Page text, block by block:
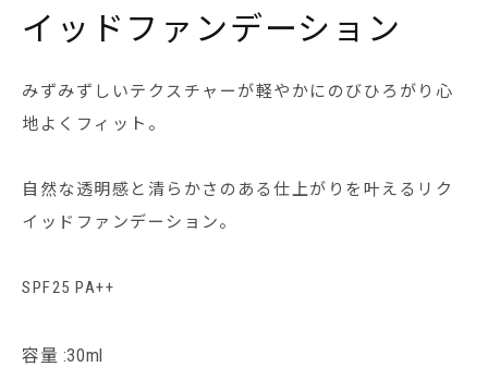
イッドファンデーション
みずみずしいテクスチャーが軽やかにのびひろがり心
地よくフィット。
自然な透明感と清らかさのある仕上がりを叶えるリク
イッドファンデーション。
SPF25 PA++
容量 :30ml